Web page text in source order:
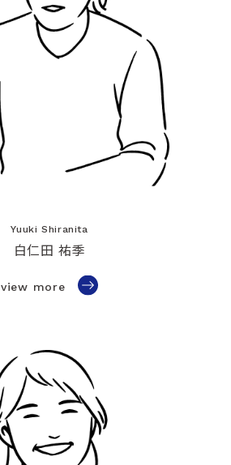
Yuuki Shiranita
白仁田 祐季
view more